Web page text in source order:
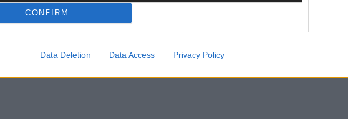
CONFIRM
Data Deletion Data Access Privacy Policy